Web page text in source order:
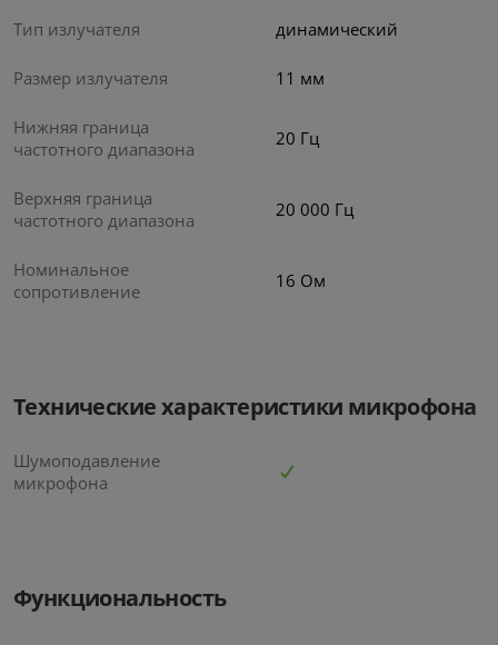
Тип излучателя динамический
Размер излучателя 11 мм
Нижняя граница
частотного диапазона
20 Гц
Верхняя граница
частотного диапазона
20 000 Гц
Номинальное
сопротивление
16 Ом
Технические характеристики микрофона
Шумоподавление
микрофона
Функциональность
5.0Пуско-зарядное
CH001
Стоимость:229
Аккумуляторный
Storm Gun 2
Стоимость: